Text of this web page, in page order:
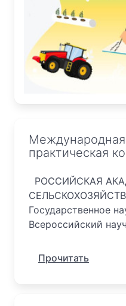
практическая
РОССИЙСКАЯ
Государственное
Всероссийский
Прочитать